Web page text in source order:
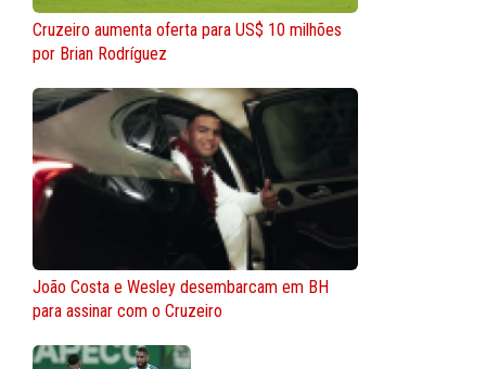
Cruzeiro aumenta oferta para US$ 10 milhões
por Brian Rodríguez
João Costa e Wesley desembarcam em BH
para assinar com o Cruzeiro